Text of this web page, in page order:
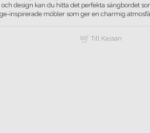
design kan du hitta det perfekta sängbordet
inspirerade möbler som ger en charmig
Till Kassan